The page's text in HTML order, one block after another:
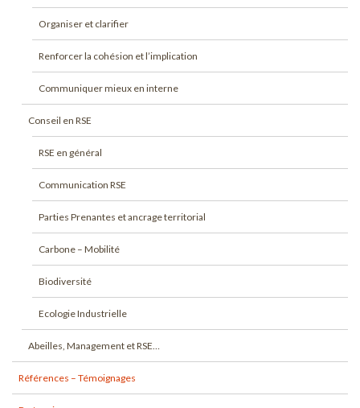
Organiser et clarifier
Renforcer la cohésion et l’implication
Communiquer mieux en interne
Conseil en RSE
RSE en général
Communication RSE
Parties Prenantes et ancrage territorial
Carbone – Mobilité
Biodiversité
Ecologie Industrielle
Abeilles, Management et RSE…
Références – Témoignages